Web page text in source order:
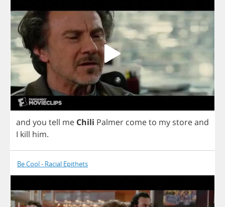
and you tell me Chili Palmer cometo my storeand
I kill him.
Be Cool - Racial Epithets